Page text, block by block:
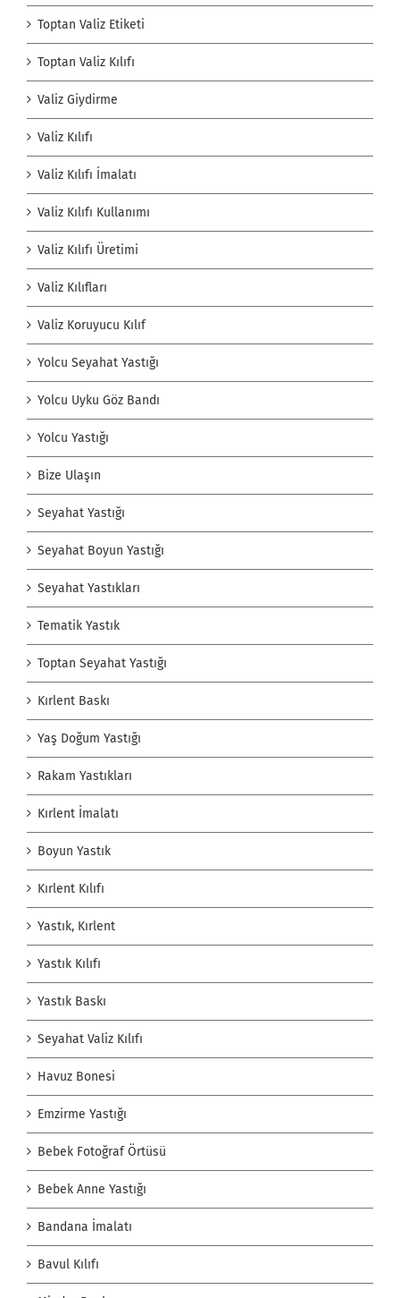
Toptan Valiz Etiketi
Toptan Valiz Kılıfı
Valiz Giydirme
Valiz Kılıfı
Valiz Kılıfı İmalatı
Valiz Kılıfı Kullanımı
Valiz Kılıfı Üretimi
Valiz Kılıfları
Valiz Koruyucu Kılıf
Yolcu Seyahat Yastığı
Yolcu Uyku Göz Bandı
Yolcu Yastığı
Bize Ulaşın
Seyahat Yastığı
Seyahat Boyun Yastığı
Seyahat Yastıkları
Tematik Yastık
Toptan Seyahat Yastığı
Kırlent Baskı
Yaş Doğum Yastığı
Rakam Yastıkları
Kırlent İmalatı
Boyun Yastık
Kırlent Kılıfı
Yastık, Kırlent
Yastık Kılıfı
Yastık Baskı
Seyahat Valiz Kılıfı
Havuz Bonesi
Emzirme Yastığı
Bebek Fotoğraf Örtüsü
Bebek Anne Yastığı
Bandana İmalatı
Bavul Kılıfı